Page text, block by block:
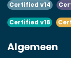
Certified v14
Certified v18
Algemeen